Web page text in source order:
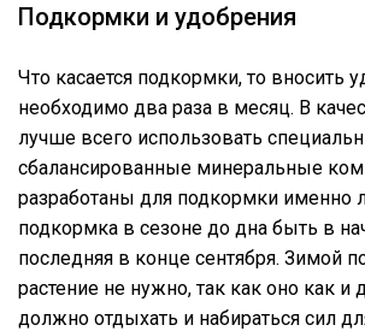
Подкормки и удобрения
Что касается подкормки, то вносить
необходимо два раза в месяц. В
лучше всего использовать
сбалансированные минеральные
разработаны для подкормки именно
подкормка в сезоне до дна быть в
последняя в конце сентября. Зимой
растение не нужно, так как оно как и
должно отдыхать и набираться сил